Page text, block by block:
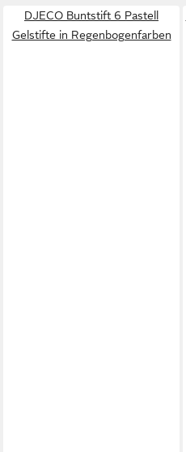
DJECO Buntstift 6 Pastell
Gelstifte in Regenbogenfarben